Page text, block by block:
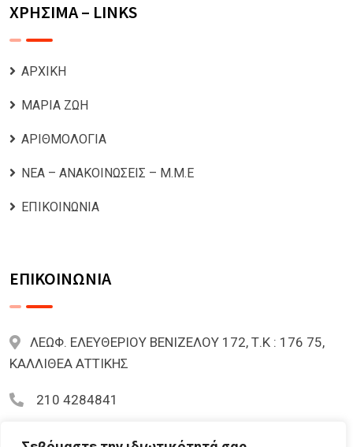
ΧΡΗΣΙΜΑ – LINKS
ΑΡΧΙΚΗ
ΜΑΡΙΑ ΖΩΗ
ΑΡΙΘΜΟΛΟΓΙΑ
ΝΕΑ – ΑΝΑΚΟΙΝΩΣΕΙΣ – Μ.Μ.Ε
ΕΠΙΚΟΙΝΩΝΙΑ
ΕΠΙΚΟΙΝΩΝΙΑ
ΛΕΩΦ. ΕΛΕΥΘΕΡΙΟΥ ΒΕΝΙΖΕΛΟΥ 172, Τ.Κ : 176 75,
ΚΑΛΛΙΘΕΑ ΑΤΤΙΚΗΣ
210 4284841
mariazoi.powernumbers@gmail.com